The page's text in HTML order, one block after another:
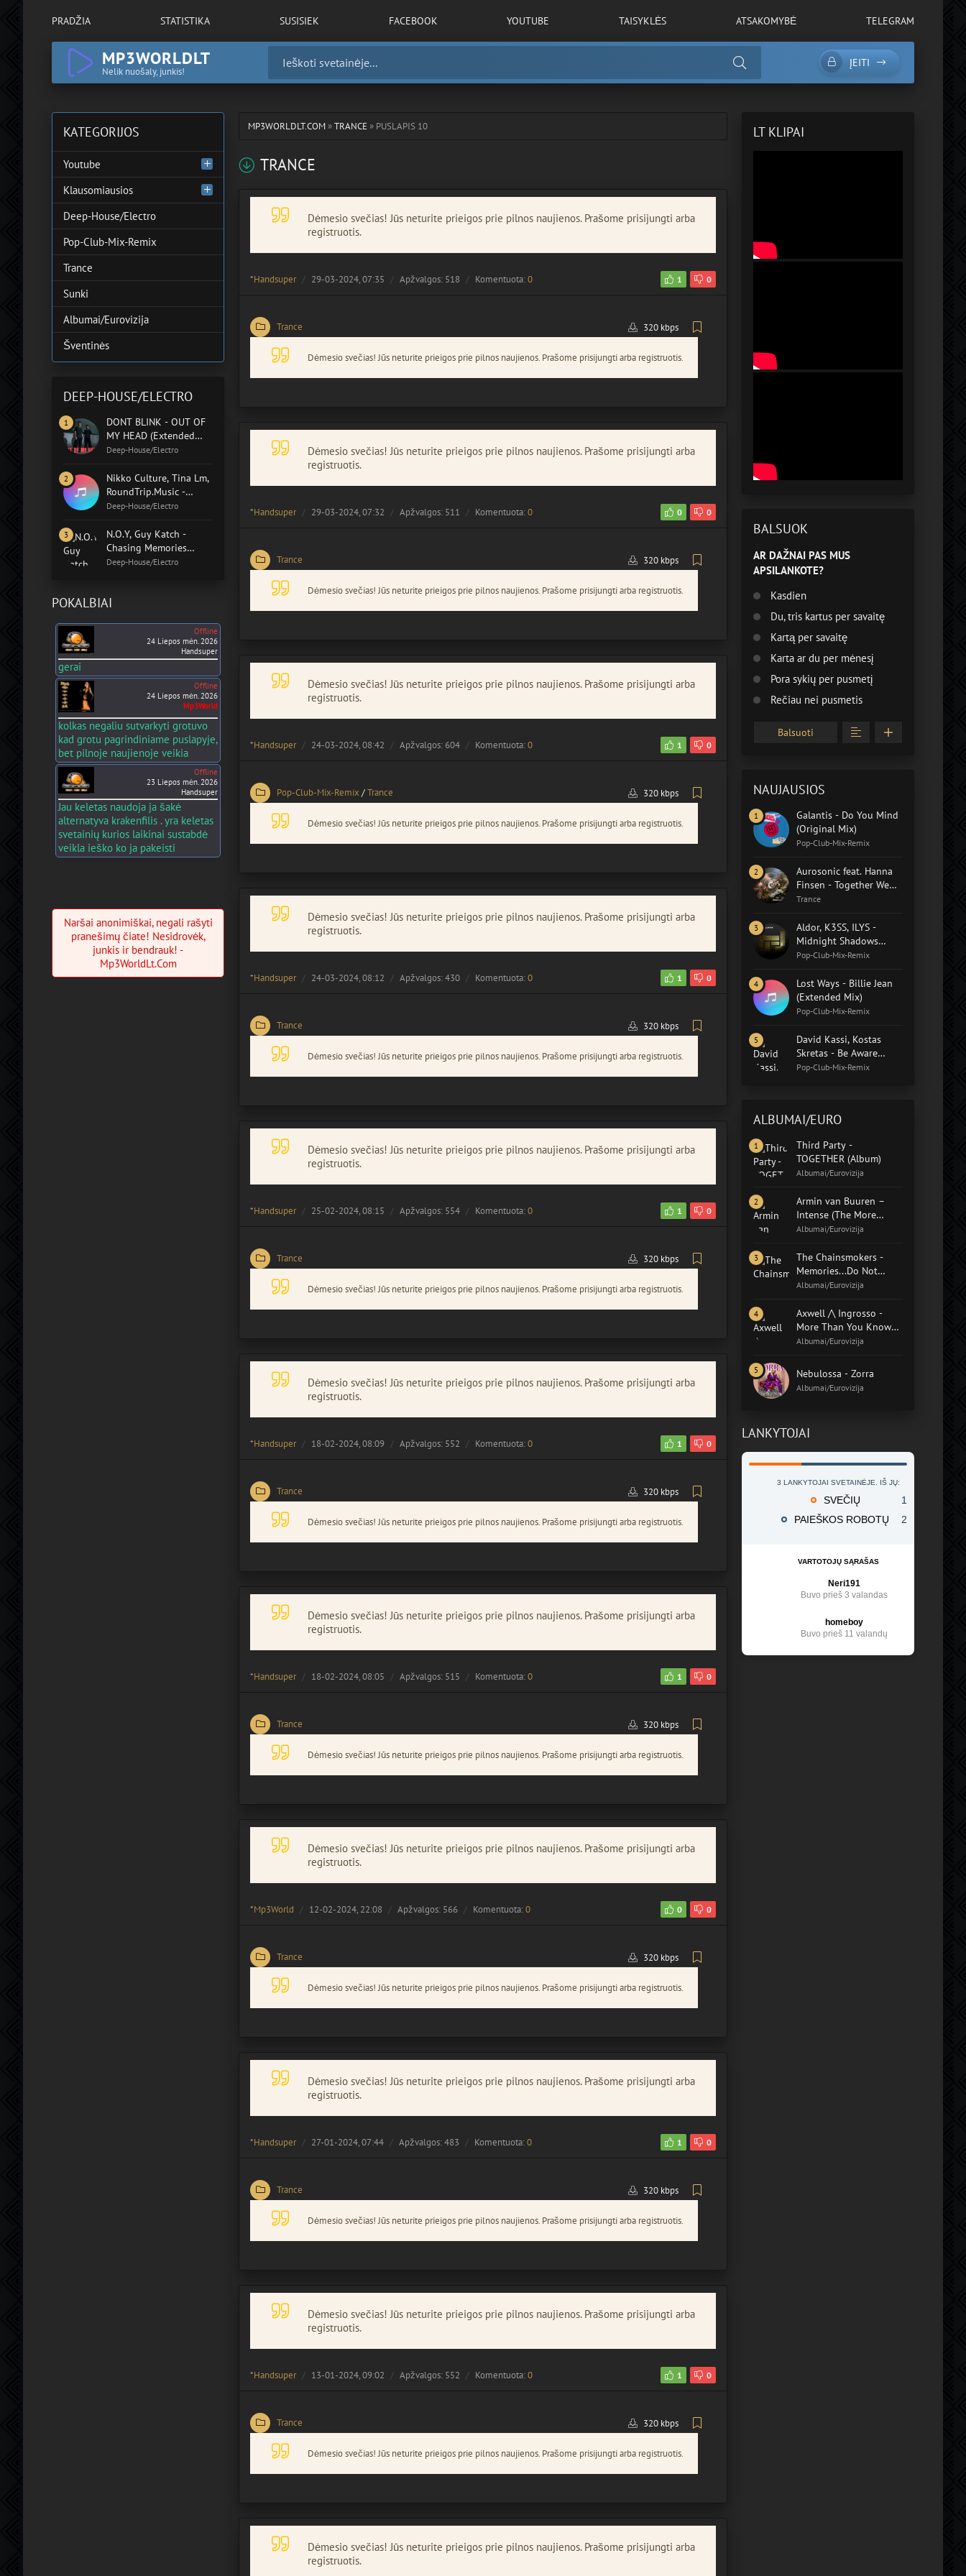
PRADŽIA STATISTIKA SUSISIEK FACEBOOK YOUTUBE TAISYKLĖS ATSAKOMYBĖ TELEGRAM
MP3WORLDLT
Nelik nuošaly, junkis!
ĮEITI
MP3WORLDLT.COM»TRANCE» PUSLAPIS 10
TRANCE
Dėmesio svečias! Jūs neturite prieigos prie pilnos naujienos. Prašome prisijungti arba
registruotis.
*Handsuper 29-03-2024, 07:35 Apžvalgos: 518 Komentuota:0 1 0
Trance 320 kbps
Dėmesio svečias! Jūs neturite prieigos prie pilnos naujienos. Prašome prisijungti arba registruotis.
Dėmesio svečias! Jūs neturite prieigos prie pilnos naujienos. Prašome prisijungti arba
registruotis.
*Handsuper 29-03-2024, 07:32 Apžvalgos: 511 Komentuota:0 0 0
Trance 320 kbps
Dėmesio svečias! Jūs neturite prieigos prie pilnos naujienos. Prašome prisijungti arba registruotis.
Dėmesio svečias! Jūs neturite prieigos prie pilnos naujienos. Prašome prisijungti arba
registruotis.
*Handsuper 24-03-2024, 08:42 Apžvalgos: 604 Komentuota:0 1 0
Pop-Club-Mix-Remix /Trance 320 kbps
Dėmesio svečias! Jūs neturite prieigos prie pilnos naujienos. Prašome prisijungti arba registruotis.
Dėmesio svečias! Jūs neturite prieigos prie pilnos naujienos. Prašome prisijungti arba
registruotis.
*Handsuper 24-03-2024, 08:12 Apžvalgos: 430 Komentuota:0 1 0
Trance 320 kbps
Dėmesio svečias! Jūs neturite prieigos prie pilnos naujienos. Prašome prisijungti arba registruotis.
Dėmesio svečias! Jūs neturite prieigos prie pilnos naujienos. Prašome prisijungti arba
registruotis.
*Handsuper 25-02-2024, 08:15 Apžvalgos: 554 Komentuota:0 1 0
Trance 320 kbps
Dėmesio svečias! Jūs neturite prieigos prie pilnos naujienos. Prašome prisijungti arba registruotis.
Dėmesio svečias! Jūs neturite prieigos prie pilnos naujienos. Prašome prisijungti arba
registruotis.
*Handsuper 18-02-2024, 08:09 Apžvalgos: 552 Komentuota:0 1 0
Trance 320 kbps
Dėmesio svečias! Jūs neturite prieigos prie pilnos naujienos. Prašome prisijungti arba registruotis.
Dėmesio svečias! Jūs neturite prieigos prie pilnos naujienos. Prašome prisijungti arba
registruotis.
*Handsuper 18-02-2024, 08:05 Apžvalgos: 515 Komentuota:0 1 0
Trance 320 kbps
Dėmesio svečias! Jūs neturite prieigos prie pilnos naujienos. Prašome prisijungti arba registruotis.
Dėmesio svečias! Jūs neturite prieigos prie pilnos naujienos. Prašome prisijungti arba
registruotis.
*Mp3World 12-02-2024, 22:08 Apžvalgos: 566 Komentuota:0 0 0
Trance 320 kbps
Dėmesio svečias! Jūs neturite prieigos prie pilnos naujienos. Prašome prisijungti arba registruotis.
Dėmesio svečias! Jūs neturite prieigos prie pilnos naujienos. Prašome prisijungti arba
registruotis.
*Handsuper 27-01-2024, 07:44 Apžvalgos: 483 Komentuota:0 1 0
Trance 320 kbps
Dėmesio svečias! Jūs neturite prieigos prie pilnos naujienos. Prašome prisijungti arba registruotis.
Dėmesio svečias! Jūs neturite prieigos prie pilnos naujienos. Prašome prisijungti arba
registruotis.
*Handsuper 13-01-2024, 09:02 Apžvalgos: 552 Komentuota:0 1 0
Trance 320 kbps
Dėmesio svečias! Jūs neturite prieigos prie pilnos naujienos. Prašome prisijungti arba registruotis.
Dėmesio svečias! Jūs neturite prieigos prie pilnos naujienos. Prašome prisijungti arba
registruotis.
KATEGORIJOS
Youtube
Klausomiausios
Deep-House/Electro
Pop-Club-Mix-Remix
Trance
Sunki
Albumai/Eurovizija
Šventinės
DEEP-HOUSE/ELECTRO
DONT BLINK - OUT OF
MY HEAD (Extended
Mix)
Deep-House/Electro
Nikko Culture, Tina Lm,
RoundTrip.Music -
Home In You (Original
Deep-House/Electro
N.O.Y, Guy Katch -
Chasing Memories
(Extended Mix)
Deep-House/Electro
POKALBIAI
Offline
24 Liepos mėn. 2026
Handsuper
gerai
Offline
24 Liepos mėn. 2026
Mp3World
kolkas negaliu sutvarkyti grotuvo
kad grotu pagrindiniame puslapyje,
bet pilnoje naujienoje veikia
Offline
23 Liepos mėn. 2026
Handsuper
Jau keletas naudoja ja šakė
alternatyva krakenfilis . yra keletas
svetainių kurios laikinai sustabdė
veikla ieško ko ja pakeisti
Naršai anonimiškai, negali rašyti
pranešimų čiate! Nesidrovėk,
junkis ir bendrauk! -
Mp3WorldLt.Com
LT KLIPAI
BALSUOK
AR DAŽNAI PAS MUS
APSILANKOTE?
Kasdien
Du, tris kartus per savaitę
Kartą per savaitę
Karta ar du per mėnesį
Pora sykių per pusmetį
Rečiau nei pusmetis
Balsuoti
NAUJAUSIOS
Galantis - Do You Mind
(Original Mix)
Pop-Club-Mix-Remix
Aurosonic feat. Hanna
Finsen - Together We
Heal (Extended Mix)
Trance
Aldor, K3SS, ILYS -
Midnight Shadows
(Aldor Extended Remix)
Pop-Club-Mix-Remix
Lost Ways - Billie Jean
(Extended Mix)
Pop-Club-Mix-Remix
David Kassi, Kostas
Skretas - Be Aware
(Extended Mix)
Pop-Club-Mix-Remix
ALBUMAI/EURO
Third Party -
TOGETHER (Album)
Albumai/Eurovizija
Armin van Buuren –
Intense (The More
Intense Edition)
Albumai/Eurovizija
The Chainsmokers -
Memories...Do Not
Open (Album)
Albumai/Eurovizija
Axwell /\ Ingrosso -
More Than You Know
(Album)
Albumai/Eurovizija
Nebulossa - Zorra
Albumai/Eurovizija
LANKYTOJAI
3 LANKYTOJAI SVETAINĖJE. IŠ JŲ:
SVEČIŲ
1
PAIEŠKOS ROBOTŲ
2
VARTOTOJŲ SĄRAŠAS
Neri191
Buvo prieš 3 valandas
homeboy
Buvo prieš 11 valandų